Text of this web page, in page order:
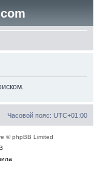
Часовой пояс: UTC+01:00
© phpBB Limited